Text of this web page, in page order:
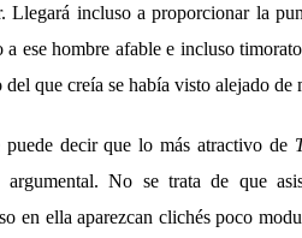
Llegará incluso a proporcionar la
ese hombre afable e incluso
que creía se había visto alejado de
decir que lo más atractivo de
No se trata de que
en ella aparezcan clichés poco